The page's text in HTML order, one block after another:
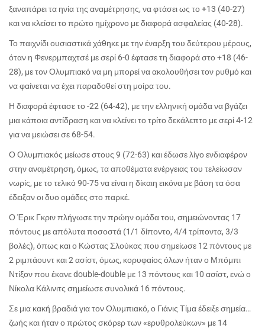
ξαναπάρει τα ηνία της αναμέτρησης, να φτάσει ως το +13 (40-27)
και να κλείσει το πρώτο ημίχρονο με διαφορά ασφαλείας (40-28).
Το παιχνίδι ουσιαστικά χάθηκε με την έναρξη του δεύτερου μέρους,
όταν η Φενερμπαχτσέ με σερί 6-0 έφτασε τη διαφορά στο +18 (46-
28), με τον Ολυμπιακό να μη μπορεί να ακολουθήσει τον ρυθμό και
να φαίνεται να έχει παραδοθεί στη μοίρα του.
Η διαφορά έφτασε το -22 (64-42), με την ελληνική ομάδα να βγάζει
μια κάποια αντίδραση και να κλείνει το τρίτο δεκάλεπτο με σερί 4-12
για να μειώσει σε 68-54.
Ο Ολυμπιακός μείωσε στους 9 (72-63) και έδωσε λίγο ενδιαφέρον
στην αναμέτρηση, όμως, τα αποθέματα ενέργειας του τελείωσαν
νωρίς, με το τελικό 90-75 να είναι η δίκαιη εικόνα με βάση τα όσα
έδειξαν οι δυο ομάδες στο παρκέ.
Ο Έρικ Γκριν πλήγωσε την πρώην ομάδα του, σημειώνοντας 17
πόντους με απόλυτα ποσοστά (1/1 δίποντο, 4/4 τρίποντα, 3/3
βολές), όπως και ο Κώστας Σλούκας που σημείωσε 12 πόντους με
2 ριμπάουντ και 2 ασίστ, όμως, κορυφαίος όλων ήταν ο Μπόμπι
Ντίξον που έκανεdouble-double με 13 πόντους και 10 ασίστ, ενώ ο
Νίκολα Κάλινιτς σημείωσε συνολικά 16 πόντους.
Σε μια κακή βραδιά για τον Ολυμπιακό, ο Γιάνις Τίμα έδειξε σημεία…
ζωής και ήταν ο πρώτος σκόρερ των «ερυθρολεύκων» με 14